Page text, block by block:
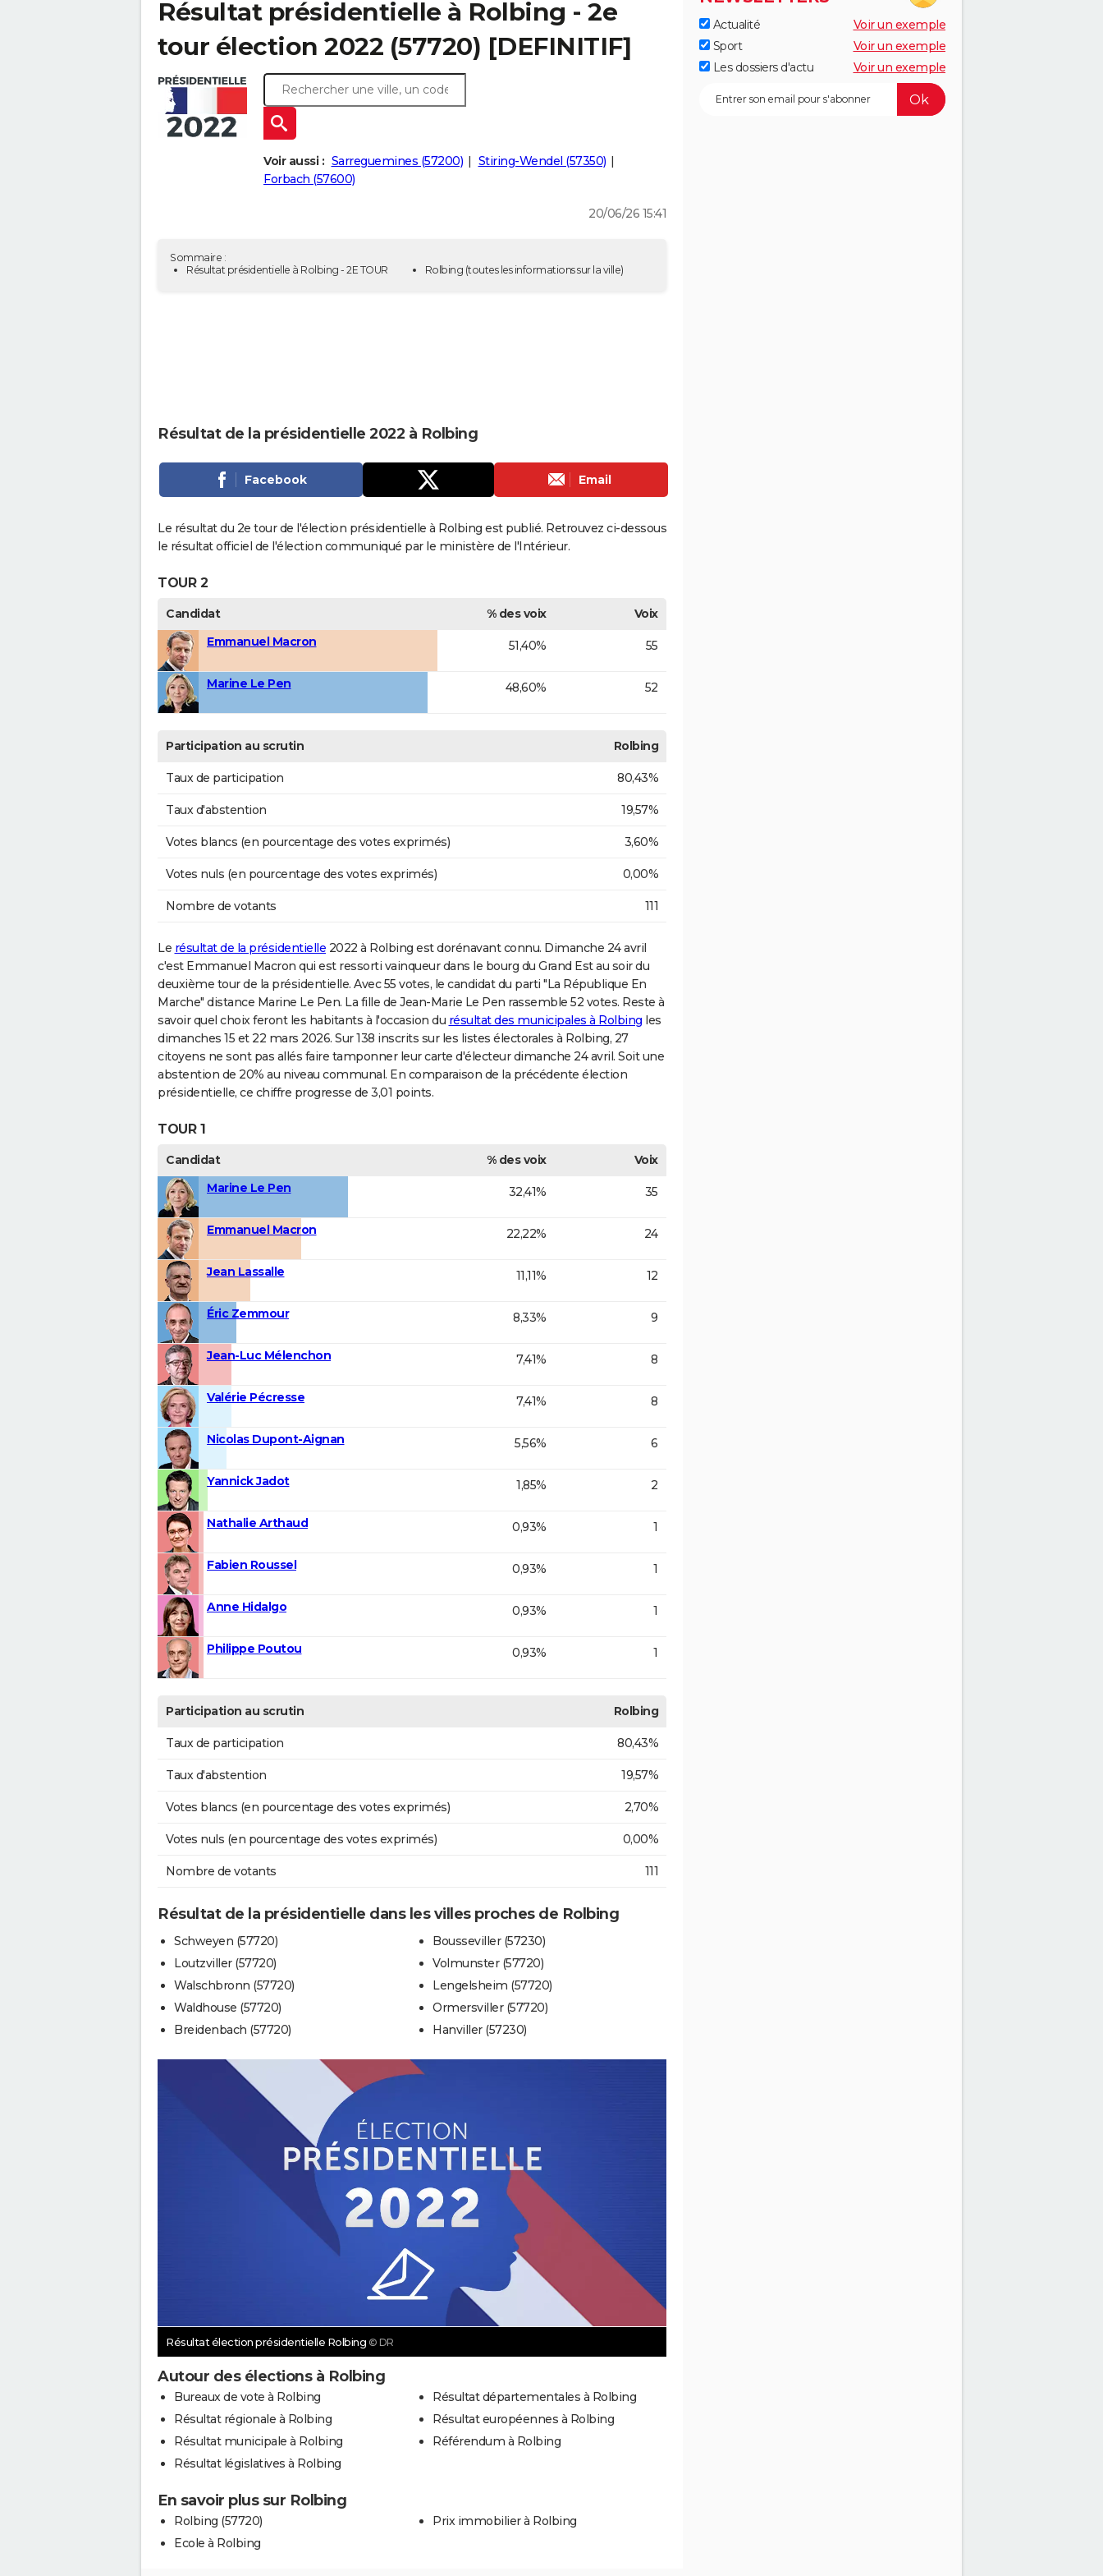
Résultat présidentielle à Rolbing - 2e
tour élection 2022 (57720) [DEFINITIF]
Voir aussi : Sarreguemines (57200)
Stiring-Wendel (57350)
Forbach (57600)
20/06/26 15:41
Sommaire :
Résultat présidentielle à Rolbing - 2E TOUR
Rolbing (toutes les informations sur la ville)
Résultat de la présidentielle 2022 à Rolbing
Facebook Email
Le résultat du 2e tour de l'élection présidentielle à Rolbing est publié. Retrouvez ci-dessous
le résultat officiel de l'élection communiqué par le ministère de l'Intérieur.
TOUR 2
Candidat % des voix
Voix
Emmanuel Macron
51,40% 55
Marine Le Pen 48,60% 52
Participation au scrutin Rolbing
Taux de participation 80,43%
Taux d'abstention 19,57%
Votes blancs (en pourcentage des votes exprimés) 3,60%
Votes nuls (en pourcentage des votes exprimés) 0,00%
Nombre de votants 111
Le résultat de la présidentielle 2022 à Rolbing est dorénavant connu. Dimanche 24 avril
c'est Emmanuel Macron qui est ressorti vainqueur dans le bourg du Grand Est au soir du
deuxième tour de la présidentielle. Avec 55 votes, le candidat du parti "La République En
Marche" distance Marine Le Pen. La fille de Jean-Marie Le Pen rassemble 52 votes. Reste à
savoir quel choix feront les habitants à l'occasion du résultat des municipales à Rolbing les
dimanches 15 et 22 mars 2026. Sur 138 inscrits sur les listes électorales à Rolbing, 27
citoyens ne sont pas allés faire tamponner leur carte d'électeur dimanche 24 avril. Soit une
abstention de 20% au niveau communal. En comparaison de la précédente élection
présidentielle, ce chiffre progresse de 3,01 points.
TOUR 1
Candidat % des voix
Voix
Marine Le Pen
32,41% 35
Emmanuel Macron 22,22% 24
Jean Lassalle 11,11% 12
Éric Zemmour 8,33% 9
Jean-Luc Mélenchon 7,41% 8
Valérie Pécresse 7,41% 8
Nicolas Dupont-Aignan 5,56% 6
Yannick Jadot 1,85% 2
Nathalie Arthaud 0,93% 1
Fabien Roussel 0,93% 1
Anne Hidalgo 0,93% 1
Philippe Poutou 0,93% 1
Participation au scrutin Rolbing
Taux de participation 80,43%
Taux d'abstention 19,57%
Votes blancs (en pourcentage des votes exprimés) 2,70%
Votes nuls (en pourcentage des votes exprimés) 0,00%
Nombre de votants 111
Résultat de la présidentielle dans les villes proches de Rolbing
Schweyen (57720)
Loutzviller (57720)
Walschbronn (57720)
Waldhouse (57720)
Breidenbach (57720)
Bousseviller (57230)
Volmunster (57720)
Lengelsheim (57720)
Ormersviller (57720)
Hanviller (57230)
Résultat élection présidentielle Rolbing © DR
Autour des élections à Rolbing
Bureaux de vote à Rolbing
Résultat régionale à Rolbing
Résultat municipale à Rolbing
Résultat législatives à Rolbing
Résultat départementales à Rolbing
Résultat européennes à Rolbing
Référendum à Rolbing
En savoir plus sur Rolbing
Rolbing (57720)
Ecole à Rolbing
Prix immobilier à Rolbing
Actualité
Voir un exemple
Sport
Voir un exemple
Les dossiers d'actu
Voir un exemple